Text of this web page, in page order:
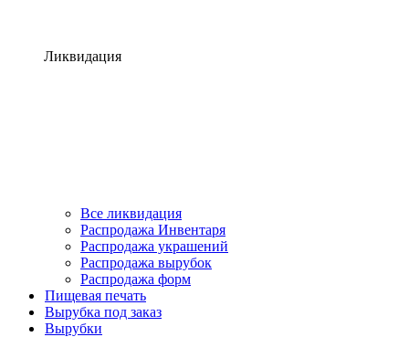
Ликвидация
Все ликвидация
Распродажа Инвентаря
Распродажа украшений
Распродажа вырубок
Распродажа форм
Пищевая печать
Вырубка под заказ
Вырубки